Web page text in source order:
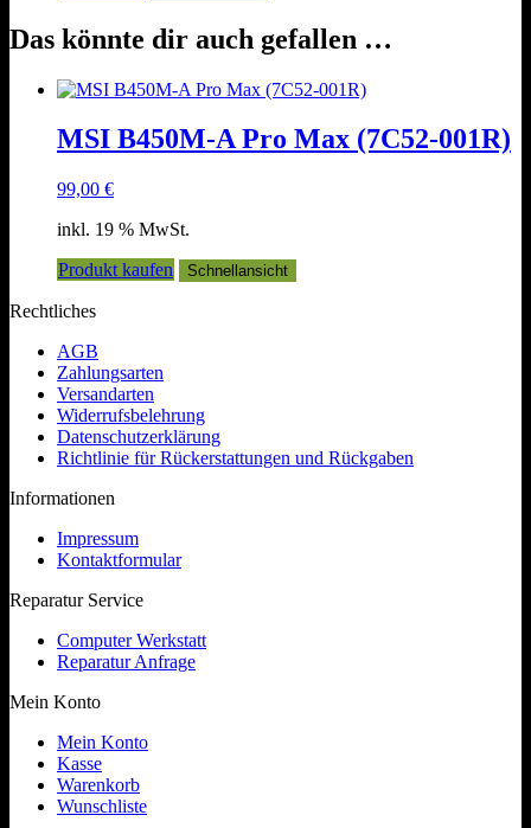
Das könnte dir auch gefallen …
MSI B450M-A Pro Max (7C52-001R)
99,00 €
inkl. 19 % MwSt.
Produkt kaufen
Schnellansicht
Rechtliches
AGB
Zahlungsarten
Versandarten
Widerrufsbelehrung
Datenschutzerklärung
Richtlinie für Rückerstattungen und Rückgaben
Informationen
Impressum
Kontaktformular
Reparatur Service
Computer Werkstatt
Reparatur Anfrage
Mein Konto
Mein Konto
Kasse
Warenkorb
Wunschliste